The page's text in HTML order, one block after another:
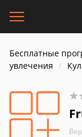
Бесплатные
увлечения